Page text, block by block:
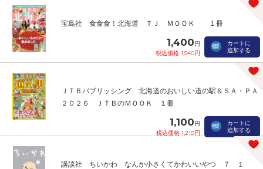
宝島社 食食食！北海道 ＴＪ ＭＯＯＫ １冊
1,400円
税込価格 1,540円
カートに
追加する
ＪＴＢパブリッシング 北海道のおいしい道の駅＆ＳＡ・ＰＡ
２０２６ ＪＴＢのＭＯＯＫ １冊
1,100円
税込価格 1,210円
カートに
追加する
講談社 ちいかわ なんか小さくてかわいいやつ ７ １